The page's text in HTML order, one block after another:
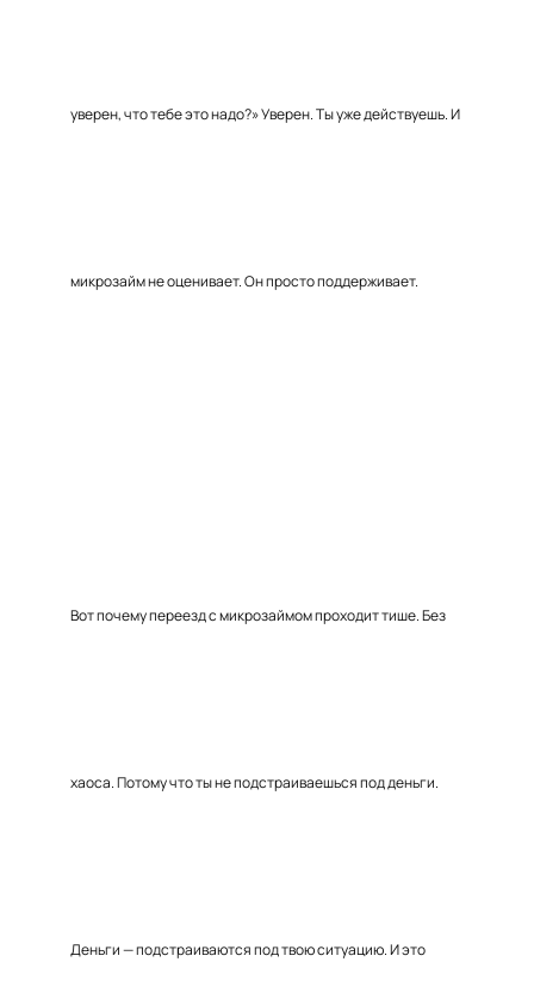
уверен, что тебе это надо?» Уверен. Ты уже действуешь. И
микрозайм не оценивает. Он просто поддерживает.
Вот почему переезд с микрозаймом проходит тише. Без
хаоса. Потому что ты не подстраиваешься под деньги.
Деньги — подстраиваются под твою ситуацию. И это